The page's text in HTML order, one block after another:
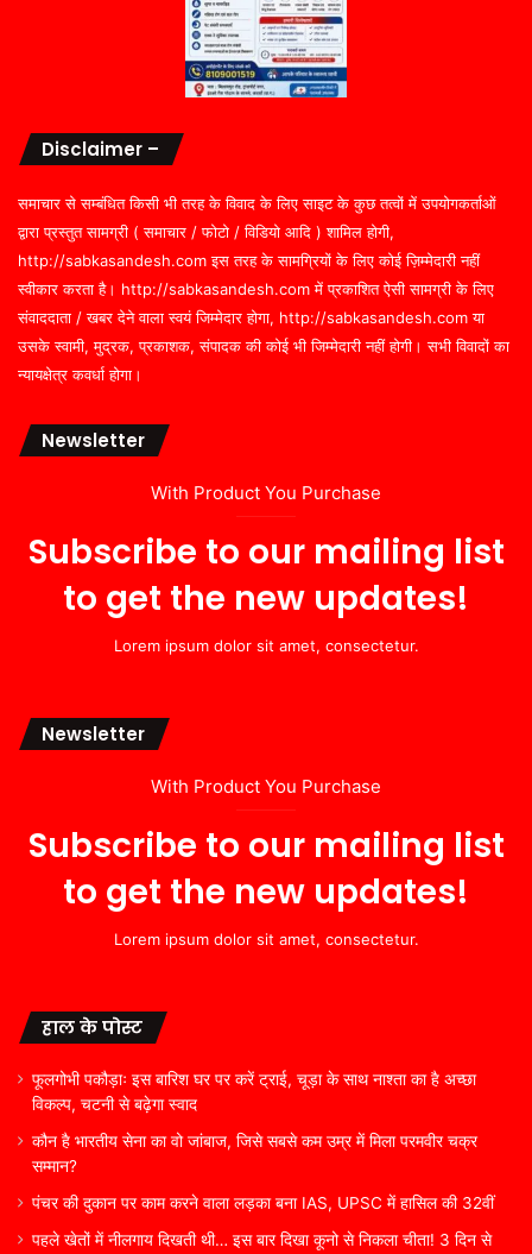
Disclaimer –
समाचार से सम्बंधित किसी भी तरह के विवाद के लिए साइट के कुछ तत्वों में उपयोगकर्ताओं
द्वारा प्रस्तुत सामग्री ( समाचार / फोटो / विडियो आदि ) शामिल होगी,
http://sabkasandesh.com इस तरह के सामग्रियों के लिए कोई ज़िम्मेदारी नहीं
स्वीकार करता है। http://sabkasandesh.com में प्रकाशित ऐसी सामग्री के लिए
संवाददाता / खबर देने वाला स्वयं जिम्मेदार होगा, http://sabkasandesh.com या
उसके स्वामी, मुद्रक, प्रकाशक, संपादक की कोई भी जिम्मेदारी नहीं होगी। सभी विवादों का
न्यायक्षेत्र कवर्धा होगा।
Newsletter
With Product You Purchase
Subscribe to our mailing list
to get the new updates!
Lorem ipsum dolor sit amet, consectetur.
Newsletter
With Product You Purchase
Subscribe to our mailing list
to get the new updates!
Lorem ipsum dolor sit amet, consectetur.
हाल के पोस्ट
फूलगोभी पकौड़ाः इस बारिश घर पर करें ट्राई, चूड़ा के साथ नाश्ता का है अच्छा
विकल्प, चटनी से बढ़ेगा स्वाद
कौन है भारतीय सेना का वो जांबाज, जिसे सबसे कम उम्र में मिला परमवीर चक्र
सम्मान?
पंचर की दुकान पर काम करने वाला लड़का बना IAS, UPSC में हासिल की 32वीं
पहले खेतों में नीलगाय दिखती थी… इस बार दिखा कूनो से निकला चीता! 3 दिन से